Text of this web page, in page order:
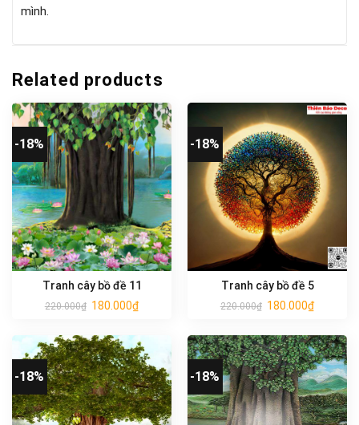
mình.
Related products
-18%
Tranh cây bồ đề 11
220.000₫ 180.000₫
-18%
Tranh cây bồ đề 5
220.000₫ 180.000₫
-18% -18%